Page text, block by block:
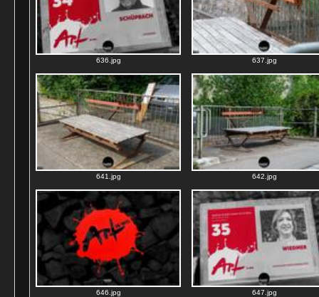
636.jpg 637.jpg
641.jpg 642.jpg
646.jpg 647.jpg